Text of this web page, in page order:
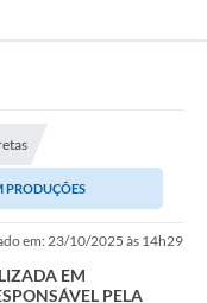
PRODUÇÕES
DA...
em: 23/10/2025 às 14h29
EM
PELA